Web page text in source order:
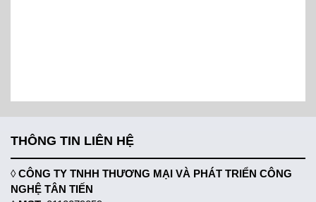
THÔNG TIN LIÊN HỆ
◊CÔNG TY TNHH THƯƠNG MẠI VÀ PHÁT TRIỂN CÔNG
NGHỆ TÂN TIẾN